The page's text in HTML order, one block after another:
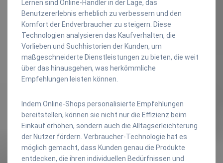
Lernen sind Online-Händler in der Lage, das
Benutzererlebnis erheblich zu verbessern und den
Komfort der Endverbraucher zu steigern. Diese
Technologien analysieren das Kaufverhalten, die
Vorlieben und Suchhistorien der Kunden, um
maßgeschneiderte Dienstleistungen zu bieten, die weit
über das hinausgehen, was herkömmliche
Empfehlungen leisten können.
Indem Online-Shops personalisierte Empfehlungen
bereitstellen, können sie nicht nur die Effizienz beim
Einkauf erhöhen, sondern auch die Alltagserleichterung
der Nutzer fördern. Verbraucher-Technologie hat es
möglich gemacht, dass Kunden genau die Produkte
entdecken, die ihren individuellen Bedürfnissen und